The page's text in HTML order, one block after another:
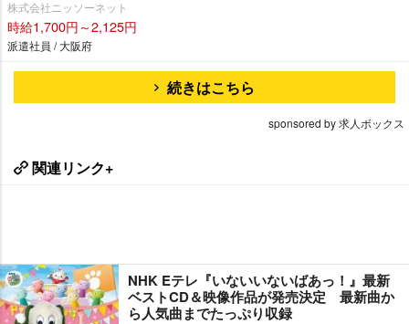
株式会社ニッソーネット
時給1,700円～2,125円
派遣社員 / 大阪府
続きはこちら
sponsored by 求人ボックス
関連リンク+
NHK Eテレ『いないいないばあっ！』最新
ベストCD＆映像作品が発売決定 最新曲か
ら人気曲までたっぷり収録